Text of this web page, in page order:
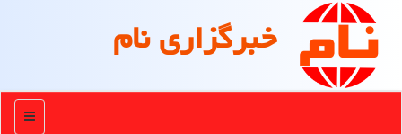
خبرگزاری نام
منو